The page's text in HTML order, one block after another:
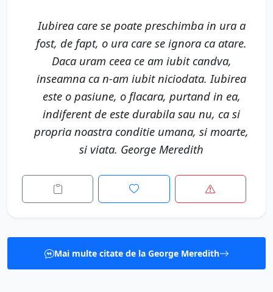
Iubirea care se poate preschimba in ura a
fost, de fapt, o ura care se ignora ca atare.
Daca uram ceea ce am iubit candva,
inseamna ca n-am iubit niciodata. Iubirea
este o pasiune, o flacara, purtand in ea,
indiferent de este durabila sau nu, ca si
propria noastra conditie umana, si moarte,
si viata. George Meredith
Mai multe citate de la George Meredith